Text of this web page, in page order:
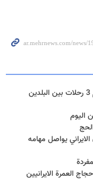
وزير الطرق الإيراني: السعودية تطالب بتنظيم 3 رحلات بين البلدين
اليوم
يواصل مهامه
العمرة الايرانيين